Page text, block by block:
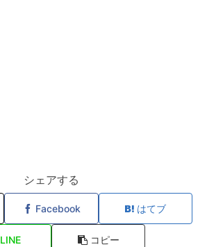
シェアする
Facebook はてブ
LINE コピー